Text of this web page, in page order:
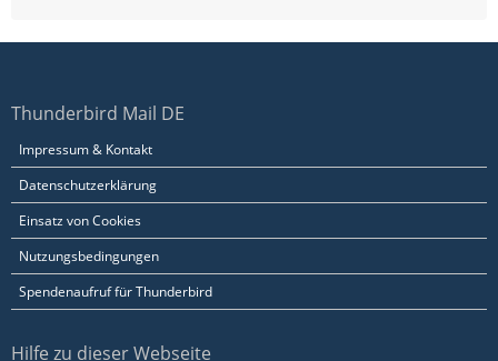
Thunderbird Mail DE
Impressum & Kontakt
Datenschutzerklärung
Einsatz von Cookies
Nutzungsbedingungen
Spendenaufruf für Thunderbird
Hilfe zu dieser Webseite